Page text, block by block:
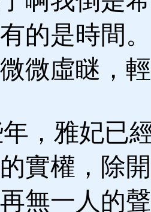
的是時間
微虛瞇，
，雅妃已
實權，除
無一人的